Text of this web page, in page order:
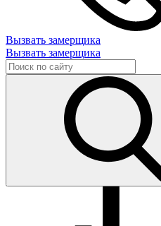
Вызвать замерщика
Вызвать замерщика